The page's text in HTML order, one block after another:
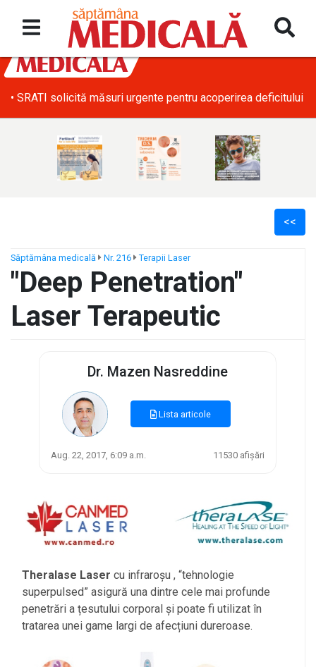
• SRATI solicită măsuri urgente pentru acoperirea deficitului
<<
Săptămâna medicală Nr. 216 Terapii Laser
"Deep Penetration"
Laser Terapeutic
Dr. Mazen Nasreddine
Lista articole
Aug. 22, 2017, 6:09 a.m. 11530 afișări
Theralase Laser cu infraroșu , “tehnologie
superpulsed” asigură una dintre cele mai profunde
penetrări a țesutului corporal și poate fi utilizat în
tratarea unei game largi de afecțiuni dureroase.